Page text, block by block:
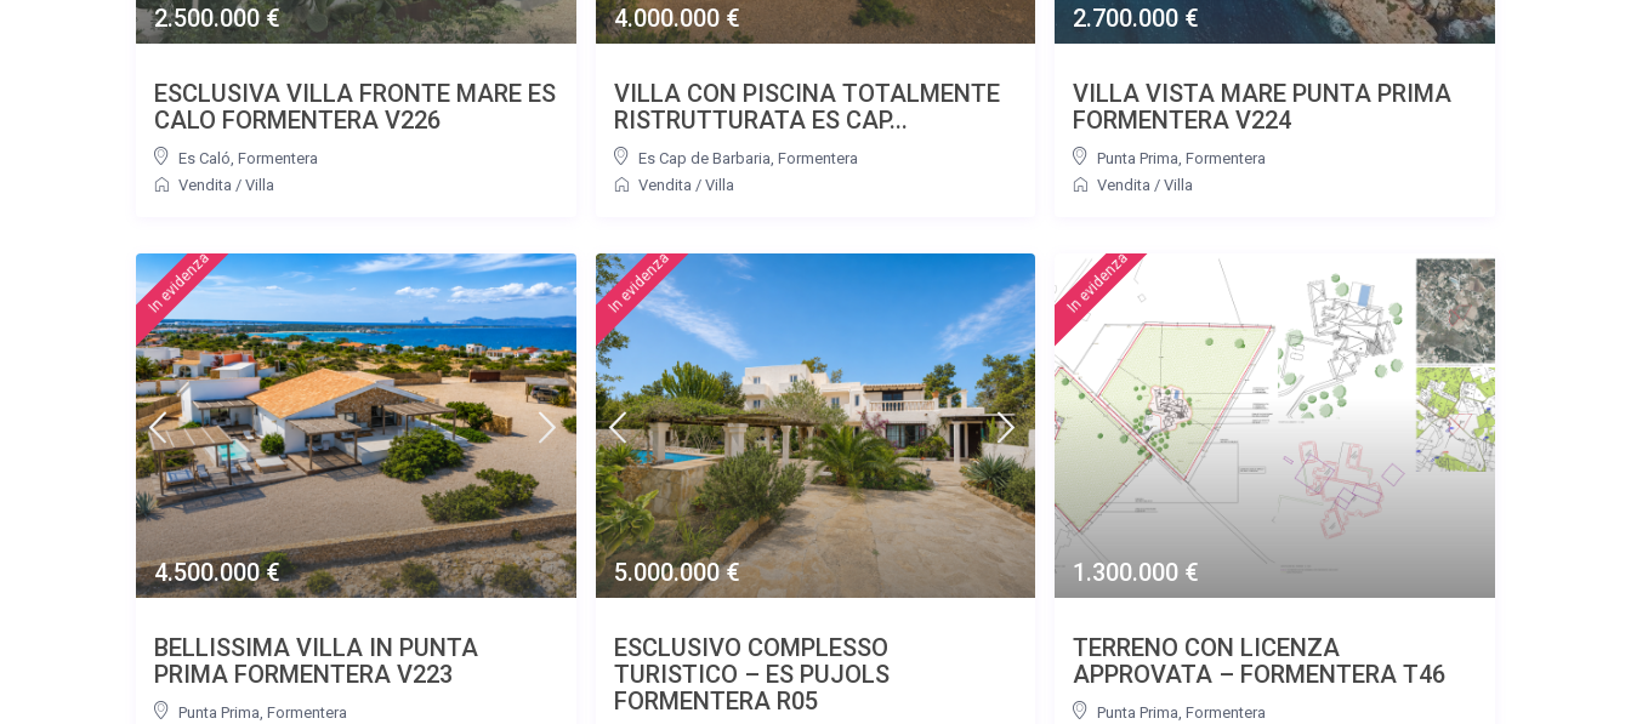
2.500.000 €
ESCLUSIVA VILLA FRONTE MARE ES
CALO FORMENTERA V226
Es Caló Formentera
Vendita / Villa
4.000.000 €
VILLA CON PISCINA TOTALMENTE
RISTRUTTURATA ES CAP...
Es Cap de Barbaria Formentera
Vendita / Villa
2.700.000 €
VILLA VISTA MARE PUNTA PRIMA
FORMENTERA V224
Punta Prima ,Formentera
Vendita /Villa
4.500.000 €
featured
BELLISSIMA VILLA IN PUNTA
PRIMA FORMENTERA V223
Punta Prima, Formentera
5.000.000 €
featured
ESCLUSIVO COMPLESSO
TURISTICO – ES PUJOLS
FORMENTERA R05
1.300.000 €
featured
TERRENO CON LICENZA
APPROVATA – FORMENTERA T46
Punta Prima,Formentera